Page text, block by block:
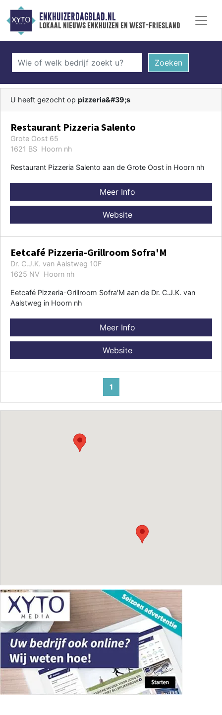
ENKHUIZERDAGBLAD.NL
lokaal nieuws enkhuizen en west-friesland
Zoeken
U heeft gezocht op pizzeria&#39;s
Restaurant Pizzeria Salento
Grote Oost 65
1621 BS Hoorn nh
Restaurant Pizzeria Salento aan de Grote Oost in Hoorn nh
Meer Info
Website
Eetcafé Pizzeria-Grillroom Sofra'M
Dr. C.J.K. van Aalstweg 10F
1625 NV Hoorn nh
Eetcafé Pizzeria-Grillroom Sofra'M aan de Dr. C.J.K. van
Aalstweg in Hoorn nh
Meer Info
Website
1